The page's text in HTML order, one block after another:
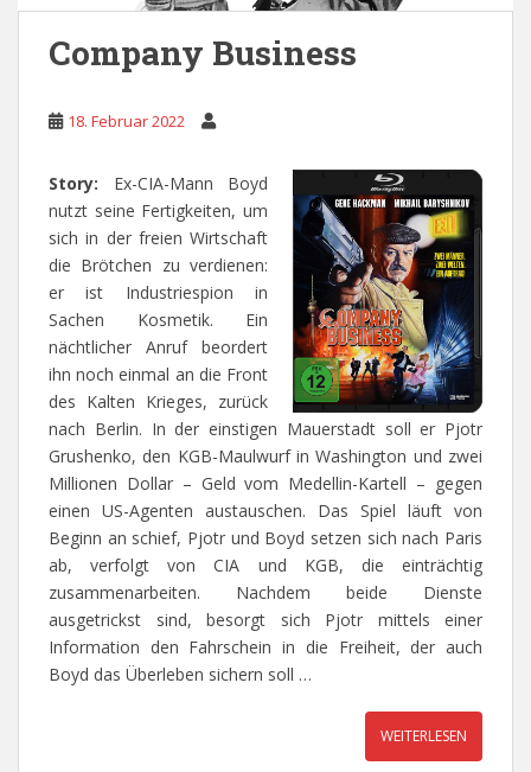
Company Business
18. Februar 2022
Story: Ex-CIA-Mann Boyd
nutzt seine Fertigkeiten, um
sich in der freien Wirtschaft
die Brötchen zu verdienen:
er ist Industriespion in
Sachen Kosmetik. Ein
nächtlicher Anruf beordert
ihn noch einmal an die Front
des Kalten Krieges, zurück
nach Berlin. In der einstigen Mauerstadt soll er Pjotr
Grushenko, den KGB-Maulwurf in Washington und zwei
Millionen Dollar – Geld vom Medellin-Kartell – gegen
einen US-Agenten austauschen. Das Spiel läuft von
Beginn an schief, Pjotr und Boyd setzen sich nach Paris
ab, verfolgt von CIA und KGB, die einträchtig
zusammenarbeiten. Nachdem beide Dienste
ausgetrickst sind, besorgt sich Pjotr mittels einer
Information den Fahrschein in die Freiheit, der auch
Boyd das Überleben sichern soll …
WEITERLESEN